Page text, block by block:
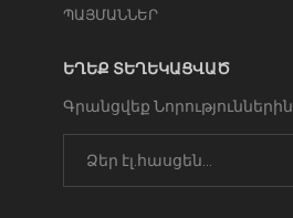
ՊԱՅՄԱՆՆԵՐ
ԵՂԵՔ ՏԵՂԵԿԱՑՎԱԾ
Գրանցվեք Նորություններին